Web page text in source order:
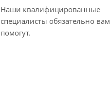
Наши квалифицированные
специалисты обязательно вам
помогут.